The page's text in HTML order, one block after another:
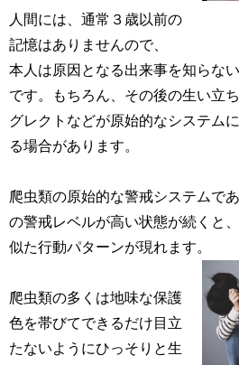
人間には、通常３歳以前の
記憶はありませんので、
本人は原因となる出来事を知らな
です。もちろん、その後の生い立
グレクトなどが原始的なシステム
る場合があります。
爬虫類の原始的な警戒システムで
の警戒レベルが高い状態が続くと
似た行動パターンが現れます。
爬虫類の多くは地味な保護
色を帯びてできるだけ目立
たないようにひっそりと生